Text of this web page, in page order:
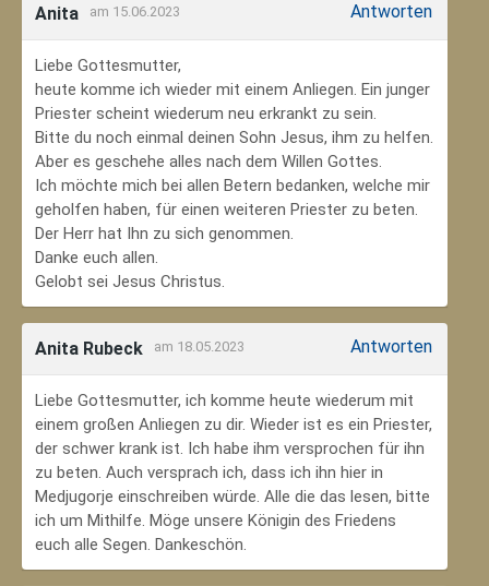
Anita am 15.06.2023 Antworten
Liebe Gottesmutter,
heute komme ich wieder mit einem Anliegen. Ein junger
Priester scheint wiederum neu erkrankt zu sein.
Bitte du noch einmal deinen Sohn Jesus, ihm zu helfen.
Aber es geschehe alles nach dem Willen Gottes.
Ich möchte mich bei allen Betern bedanken, welche mir
geholfen haben, für einen weiteren Priester zu beten.
Der Herr hat Ihn zu sich genommen.
Danke euch allen.
Gelobt sei Jesus Christus.
Anita Rubeck am 18.05.2023 Antworten
Liebe Gottesmutter, ich komme heute wiederum mit
einem großen Anliegen zu dir. Wieder ist es ein Priester,
der schwer krank ist. Ich habe ihm versprochen für ihn
zu beten. Auch versprach ich, dass ich ihn hier in
Medjugorje einschreiben würde. Alle die das lesen, bitte
ich um Mithilfe. Möge unsere Königin des Friedens
euch alle Segen. Dankeschön.